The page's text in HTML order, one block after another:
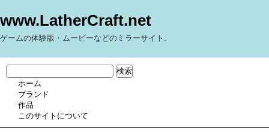
www.LatherCraft.net
ゲームの体験版・ムービーなどのミラーサイト.
ホーム
ブランド
作品
このサイトについて